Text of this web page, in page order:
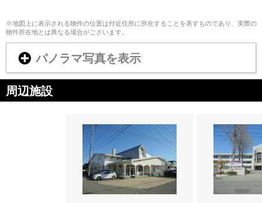
※地図上に表示される物件の位置は付近住所に所在することを表すものであり、実際の
物件所在地とは異なる場合がございます。
パノラマ写真を表示
周辺施設